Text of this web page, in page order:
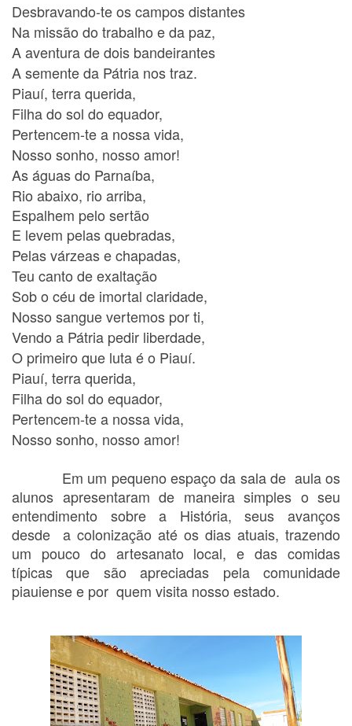
Desbravando-te os campos distantes
Na missão do trabalho e da paz,
A aventura de dois bandeirantes
A semente da Pátria nos traz.
Piauí, terra querida,
Filha do sol do equador,
Pertencem-te a nossa vida,
Nosso sonho, nosso amor!
As águas do Parnaíba,
Rio abaixo, rio arriba,
Espalhem pelo sertão
E levem pelas quebradas,
Pelas várzeas e chapadas,
Teu canto de exaltação
Sob o céu de imortal claridade,
Nosso sangue vertemos por ti,
Vendo a Pátria pedir liberdade,
O primeiro que luta é o Piauí.
Piauí, terra querida,
Filha do sol do equador,
Pertencem-te a nossa vida,
Nosso sonho, nosso amor!
Em um pequeno espaço da sala de aula os
alunos apresentaram de maneira simples o seu
entendimento sobre a História, seus avanços
desde
a colonização até os dias atuais, trazendo
um pouco do artesanato local, e das comidas
típicas que são apreciadas pela comunidade
piauiense e por quem visita nosso estado.